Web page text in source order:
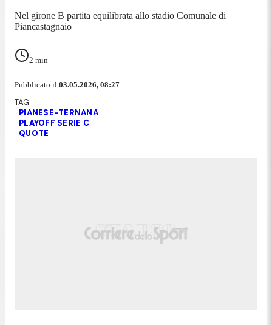
Nel girone B partita equilibrata allo stadio Comunale di
Piancastagnaio
2 min
Pubblicato il 03.05.2026, 08:27
PIANESE-TERNANA
PLAYOFF SERIE C
QUOTE